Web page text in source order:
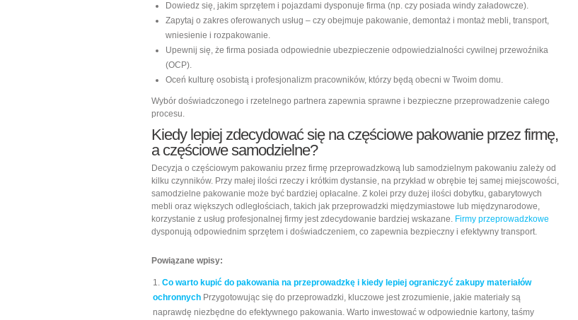
Dowiedz się, jakim sprzętem i pojazdami dysponuje firma (np. czy posiada windy załadowcze).
Zapytaj o zakres oferowanych usług – czy obejmuje pakowanie, demontaż i montaż mebli, transport,
wniesienie i rozpakowanie.
Upewnij się, że firma posiada odpowiednie ubezpieczenie odpowiedzialności cywilnej przewoźnika
(OCP).
Oceń kulturę osobistą i profesjonalizm pracowników, którzy będą obecni w Twoim domu.
Wybór doświadczonego i rzetelnego partnera zapewnia sprawne i bezpieczne przeprowadzenie całego
procesu.
Kiedy lepiej zdecydować się na częściowe pakowanie przez firmę,
a częściowe samodzielne?
Decyzja o częściowym pakowaniu przez firmę przeprowadzkową lub samodzielnym pakowaniu zależy od
kilku czynników. Przy małej ilości rzeczy i krótkim dystansie, na przykład w obrębie tej samej miejscowości,
samodzielne pakowanie może być bardziej opłacalne. Z kolei przy dużej ilości dobytku, gabarytowych
mebli oraz większych odległościach, takich jak przeprowadzki międzymiastowe lub międzynarodowe,
korzystanie z usług profesjonalnej firmy jest zdecydowanie bardziej wskazane. Firmy przeprowadzkowe
dysponują odpowiednim sprzętem i doświadczeniem, co zapewnia bezpieczny i efektywny transport.
Powiązane wpisy:
Co warto kupić do pakowania na przeprowadzkę i kiedy lepiej ograniczyć zakupy materiałów
ochronnych Przygotowując się do przeprowadzki, kluczowe jest zrozumienie, jakie materiały są
naprawdę niezbędne do efektywnego pakowania. Warto inwestować w odpowiednie kartony, taśmy